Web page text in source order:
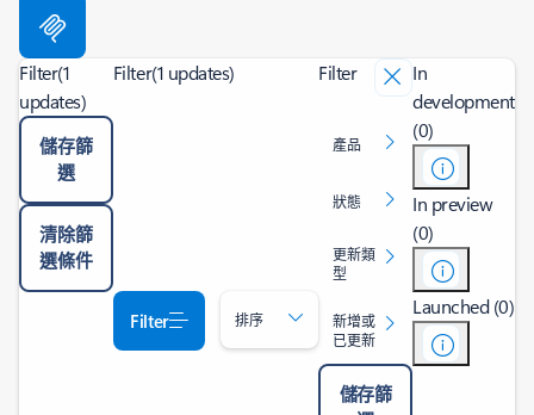
Filter(1
updates)
儲存篩
選
清除篩
選條件
Filter(1 updates)
Filter 排序
Filter
產品
狀態
更新類
型
新增或
已更新
儲存篩
In
development
(0)
In preview
(0)
Launched (0)